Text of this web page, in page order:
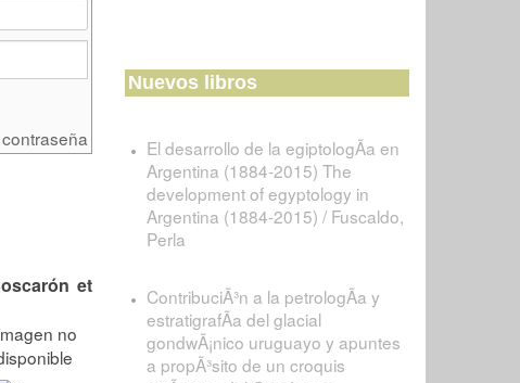
et
Nuevos libros
El desarrollo de la egiptologÃ­a en
Argentina (1884-2015) The
development of egyptology in
Argentina (1884-2015) / Fuscaldo,
Perla
ContribuciÃ³n a la petrologÃ­a y
estratigrafÃ­a del glacial
gondwÃ¡nico uruguayo y apuntes
a propÃ³sito de un croquis